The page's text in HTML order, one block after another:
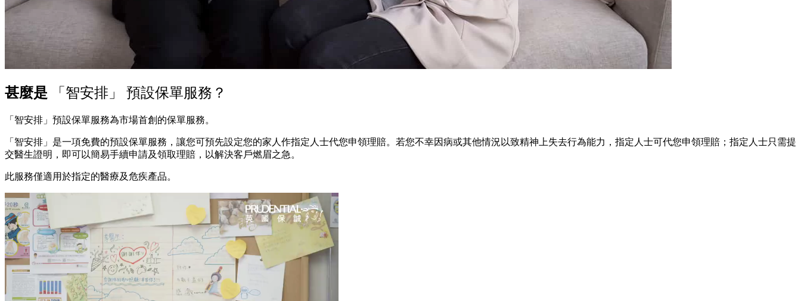
甚麼是 「智安排」 預設保單服務？
「智安排」預設保單服務為市場首創的保單服務。
「智安排」是一項免費的預設保單服務，讓您可預先設定您的家人作指定人士代您申領理賠。若您不幸因病或其他情況以致精神上失去行為能力，指定人士可代您申領理賠；指定人士只需提
交醫生證明，即可以簡易手續申請及領取理賠，以解決客戶燃眉之急。
此服務僅適用於指定的醫療及危疾產品。